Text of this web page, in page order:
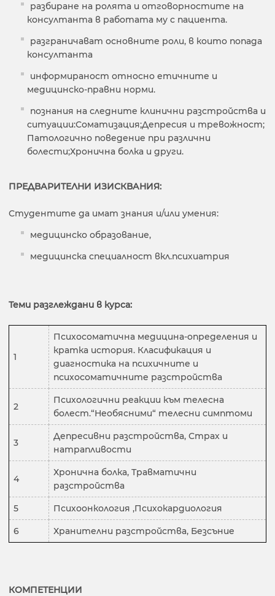
разбиране на ролята и отговорностите на
консултанта в работата му с пациента.
разграничават основните роли, в които попада
консултанта
информираност относно етичните и
медицинско-правни норми.
познания на следните клинични разстройства и
ситуации:Соматизация;Депресия и тревожност;
Патологично поведение при различни
болести;Хронична болка и други.
ПРЕДВАРИТЕЛНИ ИЗИСКВАНИЯ:
Студентите да имат знания и/или умения:
медицинско образование,
медицинска специалност вкл.психиатрия
Теми разглеждани в курса:
1
Психосоматична медицина-определения и
кратка история. Класификация и
диагностика на психичните и
психосоматичните разстройства
2
Психологични реакции към телесна
болест.“Необясними“ телесни симптоми
3
Депресивни разстройства, Страх и
натрапливости
4
Хронична болка, Травматични
разстройства
5 Психоонкология ,Психокардиология
6 Хранителни разстройства, Безсъние
КОМПЕТЕНЦИИ